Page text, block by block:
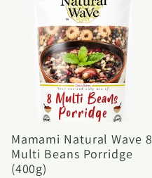
Mamami Natural Wave 8
Multi Beans Porridge
(400g)